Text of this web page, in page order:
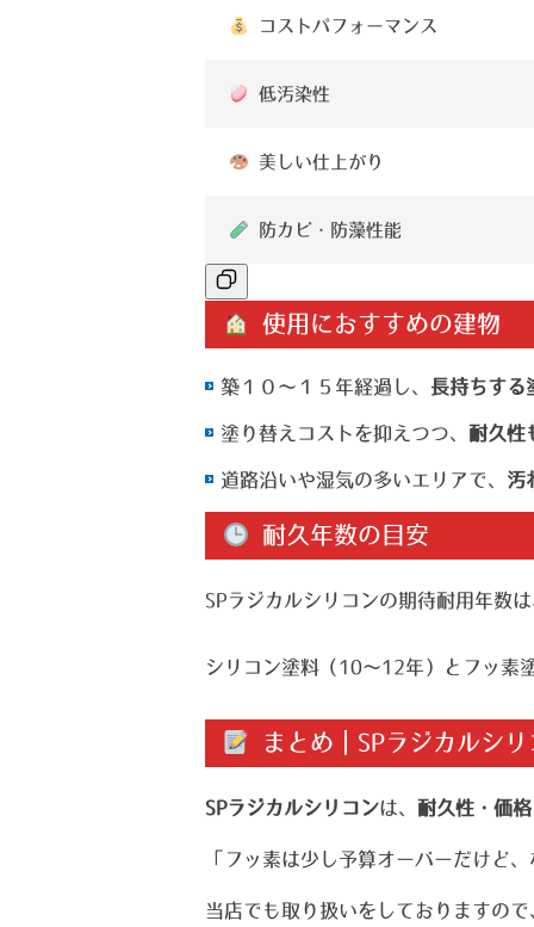
コストパフォーマンス◎
低汚染性
美しい仕上がり
防カビ・防藻性能
使用におすすめの建物
築１０～１５年経過し、 長持ちする
塗り替えコストを抑えつつ、 耐久性
道路沿いや湿気の多いエリアで、 汚
耐久年数の目安
SPラジカルシリコンの期待耐用年数
シリコン塗料（10〜12年）とフッ素
まとめ｜SPラジカルシ
SPラジカルシリコンは、 耐久性・価
「フッ素は少し予算オーバーだけど
当店でも取り扱いをしておりますの